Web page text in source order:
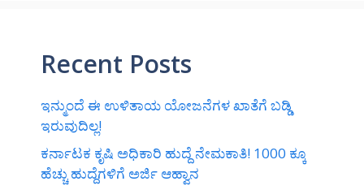
Recent Posts
ಇನ್ಮುಂದೆ ಈ ಉಳಿತಾಯ ಯೋಜನೆಗಳ ಖಾತೆಗೆ ಬಡ್ಡಿ
ಇರುವುದಿಲ್ಲ!
ಕರ್ನಾಟಕ ಕೃಷಿ ಅಧಿಕಾರಿ ಹುದ್ದೆ ನೇಮಕಾತಿ! 1000 ಕ್ಕೂ
ಹೆಚ್ಚು ಹುದ್ದೆಗಳಿಗೆ ಅರ್ಜಿ ಆಹ್ವಾನ